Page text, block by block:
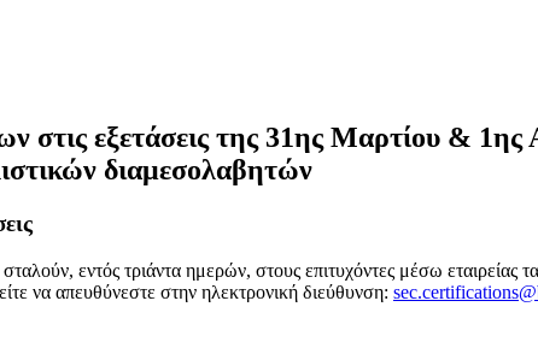
στις εξετάσεις της 31ης Μαρτίου &
διαμεσολαβητών
εντός τριάντα ημερών, στους επιτυχόντες μέσω
να απευθύνεστε στην ηλεκτρονική διεύθυνση: